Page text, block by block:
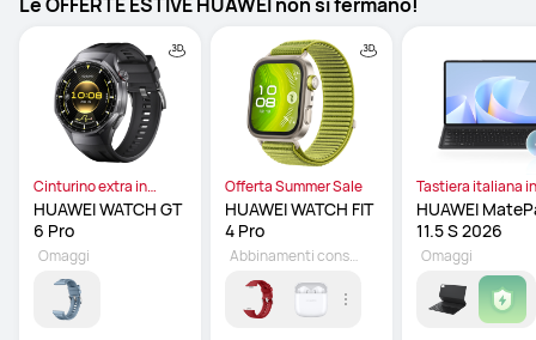
Cinturino extra in
omaggio
HUAWEI WATCH GT
Omaggi
Offerta Summer Sale
HUAWEI WATCH FIT
Abbinamenti consigliati
Tastiera italiana in
omaggio
HUAWEI
Omaggi